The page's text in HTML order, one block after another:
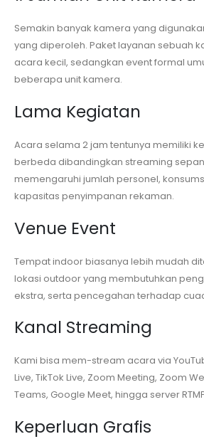
Semakin banyak kamera yang
yang diperoleh. Paket layanan sebuah
acara kecil, sedangkan event formal
beberapa unit kamera.
Lama Kegiatan
Acara selama 2 jam tentunya memiliki
berbeda dibandingkan streaming
memengaruhi jumlah personel,
kapasitas penyimpanan rekaman.
Venue Event
Tempat indoor biasanya lebih mudah
lokasi outdoor yang membutuhkan
ekstra, serta pencegahan terhadap
Kanal Streaming
Kami bisa mem-stream acara via
Live, TikTok Live, Zoom Meeting, Zoom
Teams, Google Meet, hingga server
Keperluan Grafis